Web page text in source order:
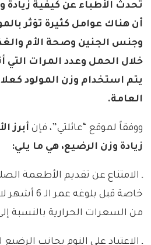
تحدث الأطباء عن كيفية
أن هناك عوامل كثيرة تؤثر
وجنس الجنين وصحة الأم
خلال الحمل وعدد المرات التي
يتم استخدام وزن المولود
العامة.
ووفقاً لموقع “عائلتي”، فإن أبرز
زيادة وزن الرضيع، هي ما يلي:
ـ الامتناع عن تقديم الأطعمة
خاصة قبل
من السعرات الحرارية بالنسبة
ـ الاعتياد على النوم بجانب